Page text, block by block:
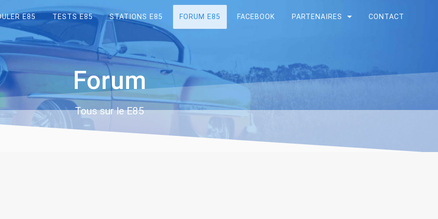
E85 TESTS E85 STATIONS E85 FORUM E85 FACEBOOK PARTENAIRES CONTACT
Forum
Tous sur le E85